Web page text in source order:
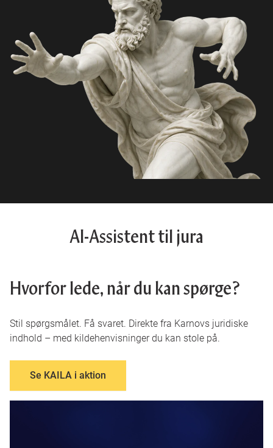
AI-Assistent til jura
Hvorfor lede, når du kan spørge?
Stil spørgsmålet. Få svaret. Direkte fra Karnovs juridiske
indhold – med kildehenvisninger du kan stole på.
Se KAILA i aktion